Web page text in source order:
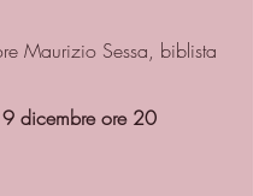
Maurizio Sessa, biblista
dicembre ore 20